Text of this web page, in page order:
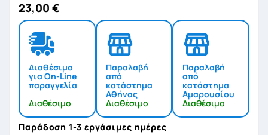
23,00 €
Διαθέσιμο
για On-Line
παραγγελία
Διαθέσιμο
Παραλαβή
από
κατάστημα
Αθήνας
Διαθέσιμο
Παραλαβή
από
κατάστημα
Αμαρουσίου
Διαθέσιμο
Παράδοση 1-3 εργάσιμες ημέρες